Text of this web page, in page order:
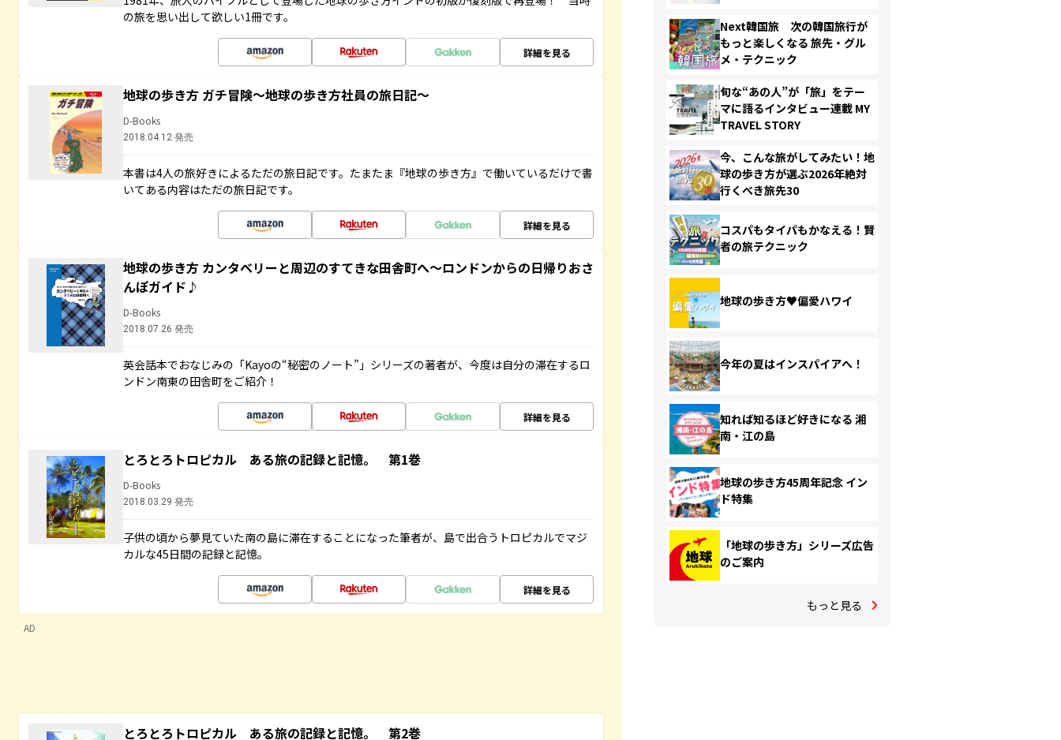
の旅を思い出して欲しい1冊です。
詳細を見る
地球の歩き方 ガチ冒険～地球の歩き方社員の旅日記～
D-Books
2018.04.12 発売
本書は4人の旅好きによるただの旅日記です。たまたま『地球の歩き方』で働いているだけで書
いてある内容はただの旅日記です。
詳細を見る
地球の歩き方 カンタベリーと周辺のすてきな田舎町へ～ロンドンからの日帰りおさ
んぽガイド♪
D-Books
2018.07.26 発売
英会話本でおなじみの「Kayoの“秘密のノート”」シリーズの著者が、今度は自分の滞在するロ
ンドン南東の田舎町をご紹介！
詳細を見る
とろとろトロピカル ある旅の記録と記憶。 第1巻
D-Books
2018.03.29 発売
子供の頃から夢見ていた南の島に滞在することになった筆者が、島で出合うトロピカルでマジ
カルな45日間の記録と記憶。
詳細を見る
AD
とろとろトロピカル ある旅の記録と記憶。 第2巻
Next韓国旅 次の韓国旅行が
もっと楽しくなる 旅先・グル
メ・テクニック
旬な“あの人”が「旅」をテー
マに語るインタビュー連載 MY
TRAVEL STORY
今、こんな旅がしてみたい！地
球の歩き方が選ぶ2026年絶対
行くべき旅先30
コスパもタイパもかなえる！賢
者の旅テクニック
地球の歩き方♥偏愛ハワイ
今年の夏はインスパイアへ！
知れば知るほど好きになる 湘
南・江の島
地球の歩き方45周年記念 イン
ド特集
「地球の歩き方」シリーズ広告
のご案内
もっと見る